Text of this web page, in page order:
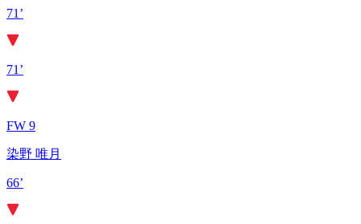
71’
71’
FW 9
染野 唯月
66’